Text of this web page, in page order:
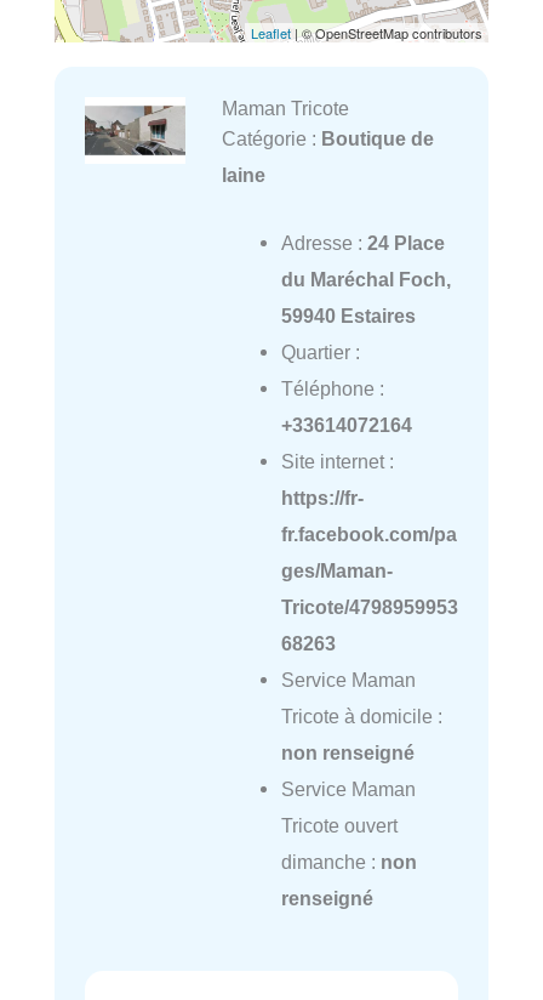
Leaflet | © OpenStreetMap contributors
Maman Tricote
Catégorie : Boutique de
laine
Adresse : 24 Place
du Maréchal Foch,
59940 Estaires
Quartier :
Téléphone :
+33614072164
Site internet :
https://fr-
fr.facebook.com/pa
ges/Maman-
Tricote/4798959953
68263
Service Maman
Tricote à domicile :
non renseigné
Service Maman
Tricote ouvert
dimanche : non
renseigné